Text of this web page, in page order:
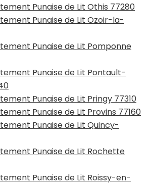
Punaise de Lit Othis 77280
Punaise de Lit Ozoir-la-
Punaise de Lit Pomponne
Punaise de Lit Pontault-
Punaise de Lit Pringy 77310
Punaise de Lit Provins 77160
Punaise de Lit Quincy-
Punaise de Lit Rochette
Punaise de Lit Roissy-en-